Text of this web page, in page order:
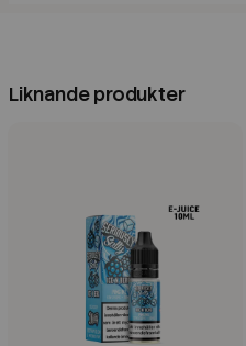
Liknande produkter